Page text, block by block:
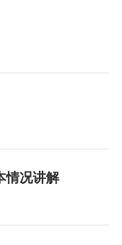
情况讲解